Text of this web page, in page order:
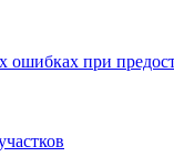
при